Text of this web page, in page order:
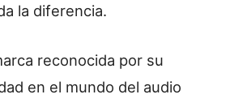
la diferencia.
reconocida por su
en el mundo del audio